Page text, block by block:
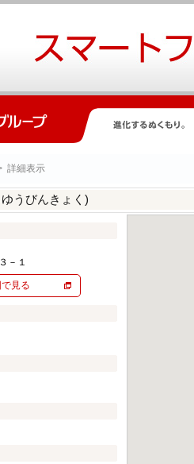
詳細表示
うびんきょく)
－１
見る